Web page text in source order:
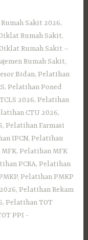
Sakit 2026,
Rumah Sakit,
Rumah Sakit –
Rumah Sakit,
Bidan, Pelatihan
Pelatihan Poned
2026, Pelatihan
CTU 2026,
Pelatihan Farmasi
IPCN, Pelatihan
Pelatihan MFK
PCRA, Pelatihan
Pelatihan PMKP
Pelatihan Rekam
Pelatihan TOT
PPI